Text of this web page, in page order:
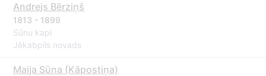
Andrejs Bērziņš
1813 - 1899
Sūnu kapi
Jēkabpils novads
Maija Sūna (Kāpostiņa)